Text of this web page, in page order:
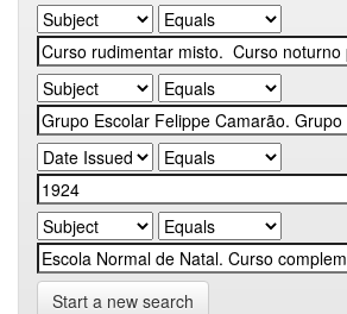
Start a new search